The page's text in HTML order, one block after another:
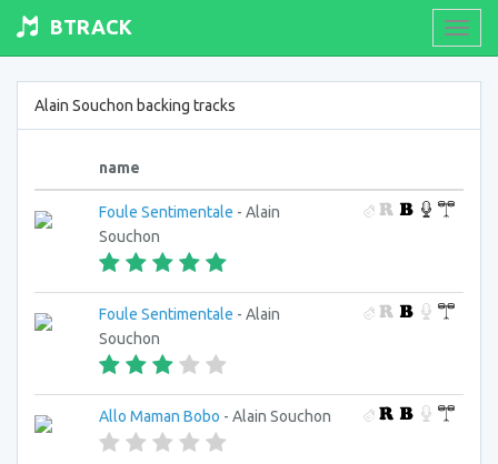
BTRACK
Alain Souchon backing tracks
name
Foule Sentimentale - Alain
Souchon
Foule Sentimentale - Alain
Souchon
Allo Maman Bobo - Alain Souchon